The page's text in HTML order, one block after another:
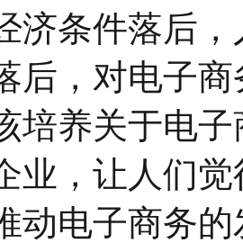
济条件落后
后，对电子
培养关于电
业，让人们
动电子商务